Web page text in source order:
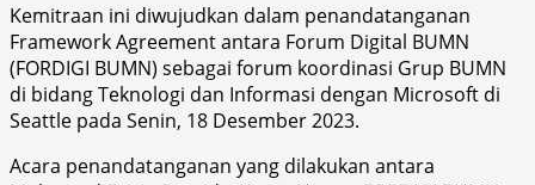
Kemitraan ini diwujudkan dalam penandatanganan
Framework Agreement antara Forum Digital BUMN
(FORDIGI BUMN) sebagai forum koordinasi Grup BUMN
di bidang Teknologi dan Informasi dengan Microsoft di
Seattle pada Senin, 18 Desember 2023.
Acara penandatanganan yang dilakukan antara